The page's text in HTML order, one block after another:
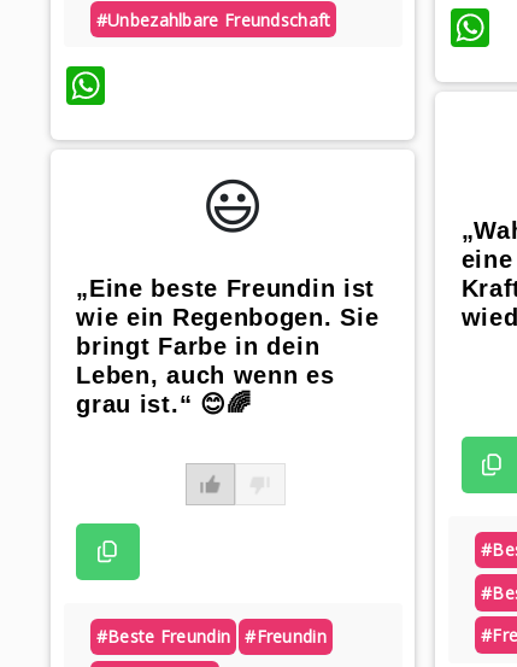
#unbezahlbare Freundschaft
WhatsApp
😃️
„Eine beste Freundin ist
wie ein Regenbogen. Sie
bringt Farbe in dein
Leben, auch wenn es
grau ist.“ 😊🌈
#beste Freundin #freundin